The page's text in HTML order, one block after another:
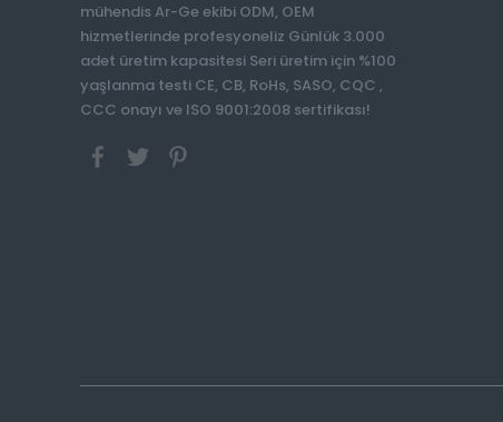
mühendis Ar-Ge ekibi ODM, OEM
hizmetlerinde profesyoneliz Günlük 3.000
adet üretim kapasitesi Seri üretim için %100
yaşlanma testi CE, CB, RoHs, SASO, CQC ,
CCC onayı ve ISO 9001:2008 sertifikası!